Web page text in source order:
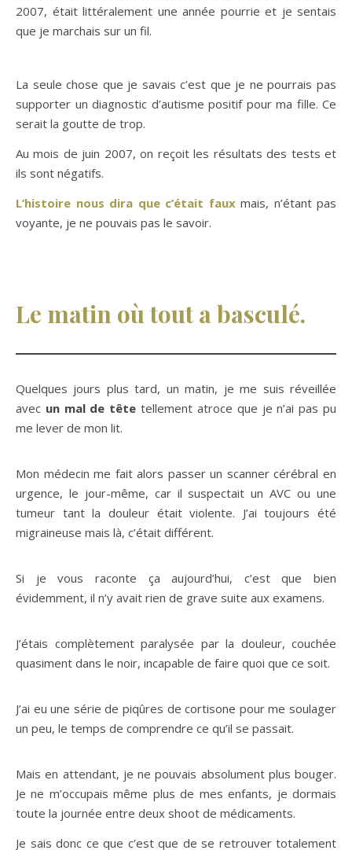
2007, était littéralement une année pourrie et je sentais
que je marchais sur un fil.
La seule chose que je savais c’est que je ne pourrais pas
supporter un diagnostic d’autisme positif pour ma fille. Ce
serait la goutte de trop.
Au mois de juin 2007, on reçoit les résultats des tests et
ils sont négatifs.
L’histoire nous dira que c’était faux mais, n’étant pas
voyante, je ne pouvais pas le savoir.
Le matin où tout a basculé.
Quelques jours plus tard, un matin, je me suis réveillée
avec un mal de têtetellement atroce que je n’ai pas pu
me lever de mon lit.
Mon médecin me fait alors passer un scanner cérébral en
urgence, le jour-même, car il suspectait un AVC ou une
tumeur tant la douleur était violente. J’ai toujours été
migraineuse mais là, c’était différent.
Si je vous raconte ça aujourd’hui, c’est que bien
évidemment, il n’y avait rien de grave suite aux examens.
J’étais complètement paralysée par la douleur, couchée
quasiment dans le noir, incapable de faire quoi que ce soit.
J’ai eu une série de piqûres de cortisone pour me soulager
un peu, le temps de comprendre ce qu’il se passait.
Mais en attendant, je ne pouvais absolument plus bouger.
Je ne m’occupais même plus de mes enfants, je dormais
toute la journée entre deux shoot de médicaments.
Je sais donc ce que c’est que de se retrouver totalement